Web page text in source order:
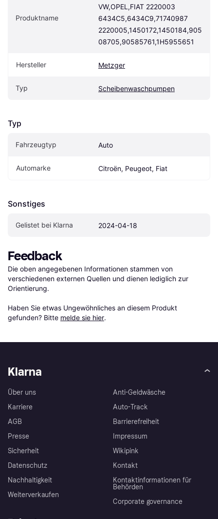
Produktname
VW,OPEL,FIAT 2220003
6434C5,6434C9,71740987
2220005,1450172,1450184,905
08705,90585761,1H5955651
Hersteller Metzger
Typ Scheibenwaschpumpen
Typ
Fahrzeugtyp Auto
Automarke Citroën, Peugeot, Fiat
Sonstiges
Gelistet bei Klarna 2024-04-18
Feedback
Die oben angegebenen Informationen stammen von
verschiedenen externen Quellen und dienen lediglich zur
Orientierung.
Haben Sie etwas Ungewöhnliches an diesem Produkt
gefunden? Bitte melde sie hier.
Klarna
Über uns
Karriere
AGB
Presse
Sicherheit
Datenschutz
Nachhaltigkeit
Weiterverkaufen
Anti-Geldwäsche
Auto-Track
Barrierefreiheit
Impressum
Wikipink
Kontakt
Kontaktinformationen für
Behörden
Corporate governance